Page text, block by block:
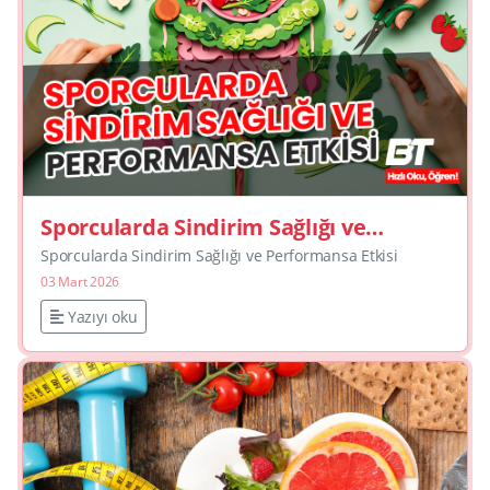
Sporcularda Sindirim Sağlığı ve
Performansa Etkisi
Sporcularda Sindirim Sağlığı ve Performansa Etkisi
03 Mart 2026
Yazıyı oku